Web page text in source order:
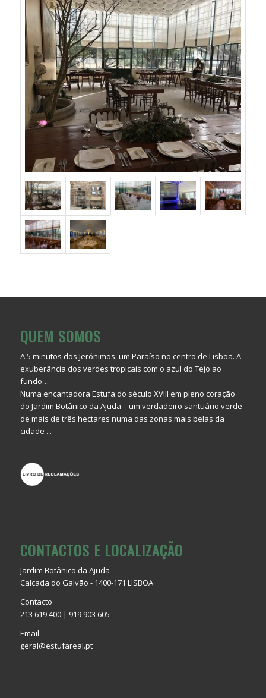
QUEM SOMOS
A 5 minutos dos Jerónimos, um Paraíso no centro de Lisboa. A
exuberância dos verdes tropicais com o azul do Tejo ao
fundo…
Numa encantadora Estufa do século XVIII em pleno coração
do Jardim Botânico da Ajuda – um verdadeiro santuário verde
de mais de três hectares numa das zonas mais belas da
cidade ...
CONTACTOS E LOCALIZAÇÃO
Jardim Botânico da Ajuda
Calçada do Galvão - 1400-171 LISBOA
Contacto
213 619 400 | 919 903 605
Email
geral@estufareal.pt